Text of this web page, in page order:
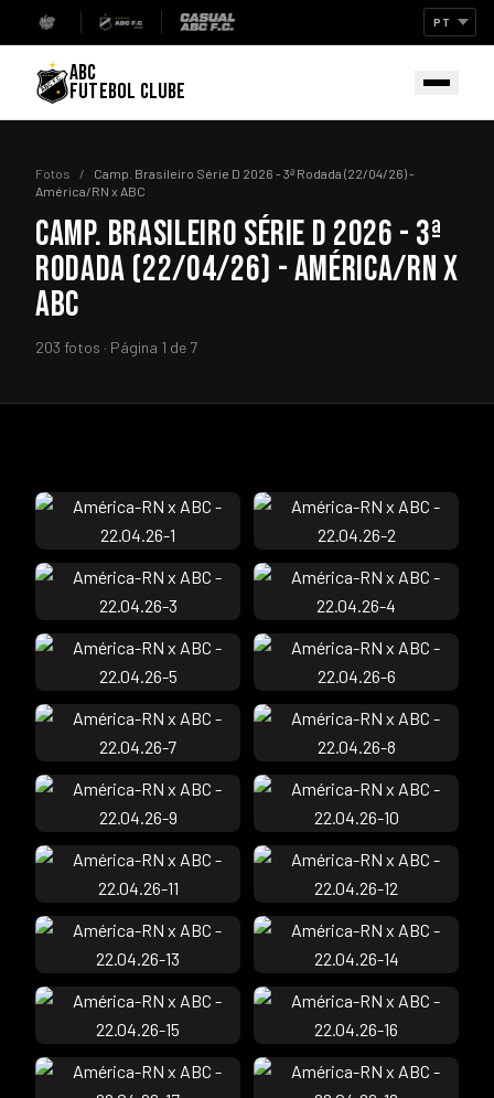
ABC
FUTEBOL CLUBE
Fotos /
Camp. Brasileiro Série D 2026 - 3ª Rodada (22/04/26) -
América/RN x ABC
CAMP. BRASILEIRO SÉRIE D 2026 - 3ª
RODADA (22/04/26) - AMÉRICA/RN X
ABC
203 fotos · Página 1 de 7